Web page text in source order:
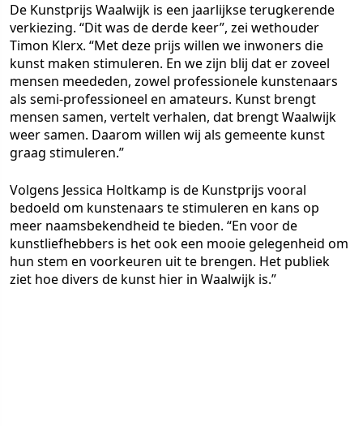
De Kunstprijs Waalwijk is een jaarlijkse terugkerende
verkiezing. “Dit was de derde keer”, zei wethouder
Timon Klerx. “Met deze prijs willen we inwoners die
kunst maken stimuleren. En we zijn blij dat er zoveel
mensen meededen, zowel professionele kunstenaars
als semi-professioneel en amateurs. Kunst brengt
mensen samen, vertelt verhalen, dat brengt Waalwijk
weer samen. Daarom willen wij als gemeente kunst
graag stimuleren.”
Volgens Jessica Holtkamp is de Kunstprijs vooral
bedoeld om kunstenaars te stimuleren en kans op
meer naamsbekendheid te bieden. “En voor de
kunstliefhebbers is het ook een mooie gelegenheid om
hun stem en voorkeuren uit te brengen. Het publiek
ziet hoe divers de kunst hier in Waalwijk is.”